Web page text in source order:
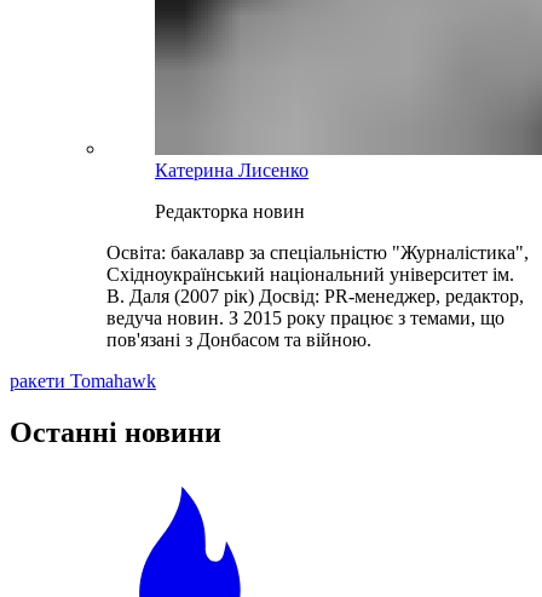
Катерина Лисенко
Редакторка новин
Освіта: бакалавр за спеціальністю "Журналістика",
Східноукраїнський національний університет ім.
В. Даля (2007 рік) Досвід: PR-менеджер, редактор,
ведуча новин. З 2015 року працює з темами, що
пов'язані з Донбасом та війною.
ракети Tomahawk
Останні новини